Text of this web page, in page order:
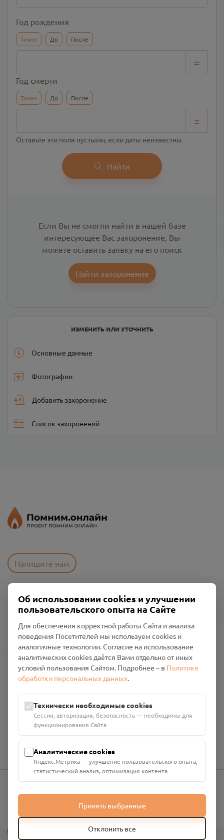
Год рождения
Точно До После
=
Год смерти
Точно До После
=
Оставьте эти поля пустыми, если даты неизвестны
Найти
Если Вы не смогли найти в нашей базе
интересующее Вас захоронение, Вы
можете оставить заявку на его поиск
Найти захоронение
ИЗМЕНИТЬ ИЛИ УТОЧНИТЬ
Основные данные
Фотографии
Добавить захоронение
Список захоронений
Напишите нам
Пользовательское соглашение
Политика конфиденциальности
Промо-материалы
Настройки cookies
Общество с ограниченной ответственностью «Смоленский
Проект Помним»
Юридический адрес: 216790, Смоленская область, р-н
Руднянский, г. Рудня, улица Западная, д. 26А, пом. 18
Номер счёта: 40702810901130004287 в АО "АЛЬФА-БАНК"
Кор. счёт: 30101810200000000593
info@pomnim.online
Об использовании cookies и улучшении
пользовательского опыта на Сайте
Для обеспечения корректной работы Сайта и анализа
поведения Посетителей мы используем cookies и
аналогичные технологии. Согласие на использование
аналитических cookies даётся Вами отдельно от иных
условий пользования Сайтом. Подробнее – в Политике
обработки персональных данных.
Технически необходимые cookies
Сессия, авторизация, безопасность — необходимы для
функционирования Сайта
Аналитические cookies
Яндекс.Метрика — улучшение пользовательского опыта,
статистический анализ, оптимизация контента
Принять выбранные
Отклонить все